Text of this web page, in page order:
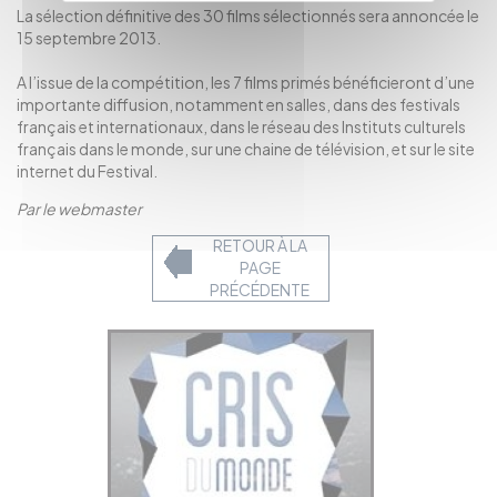
La sélection définitive des 30 films sélectionnés sera annoncée le
15 septembre 2013.
A l’issue de la compétition, les 7 films primés bénéficieront d’une
importante diffusion, notamment en salles, dans des festivals
français et internationaux, dans le réseau des Instituts culturels
français dans le monde, sur une chaine de télévision, et sur le site
internet du Festival.
Par le webmaster
RETOUR À LA
PAGE
PRÉCÉDENTE